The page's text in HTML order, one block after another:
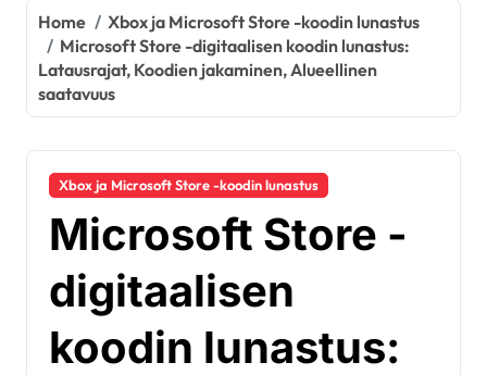
Home
Xbox ja Microsoft Store -koodin lunastus
Microsoft Store -digitaalisen koodin lunastus:
Latausrajat, Koodien jakaminen, Alueellinen
saatavuus
Xbox ja Microsoft Store -koodin lunastus
Microsoft Store -
digitaalisen
koodin lunastus: